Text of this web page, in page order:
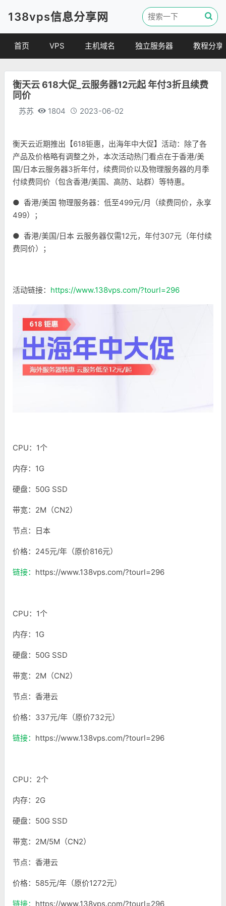
138vps信息分享网
首页 VPS
便宜VPS
主机域名
虚拟主机
独立服务器 教程分享
建站教程
衡天云 618大促_云服务器12元起 年付3折且续费
同价
苏苏 1804 2023-06-02
衡天云近期推出【618钜惠，出海年中大促】活动：除了各
产品及价格略有调整之外，本次活动热门看点在于香港/美
国/日本云服务器3折年付，续费同价以及物理服务器的月季
付续费同价（包含香港/美国、高防、站群）等特惠。
● 香港/美国 物理服务器：低至499元/月（续费同价，永享
499）；
● 香港/美国/日本 云服务器仅需12元，年付307元（年付续
费同价）；
活动链接： https://www.138vps.com/?tourl=296
CPU：1个
内存：1G
硬盘：50G SSD
带宽：2M（CN2）
节点：日本
价格：245元/年（原价816元）
链接： https://www.138vps.com/?tourl=296
CPU：1个
内存：1G
硬盘：50G SSD
带宽：2M（CN2）
节点：香港云
价格：337元/年（原价732元）
链接： https://www.138vps.com/?tourl=296
CPU：2个
内存：2G
硬盘：50G SSD
带宽：2M/5M（CN2）
节点：香港云
价格：585元/年（原价1272元）
链接： https://www.138vps.com/?tourl=296